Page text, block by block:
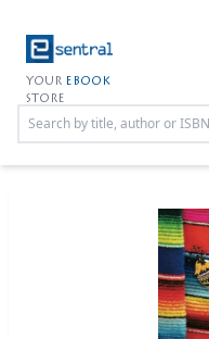
YOUR EBOOK
STORE